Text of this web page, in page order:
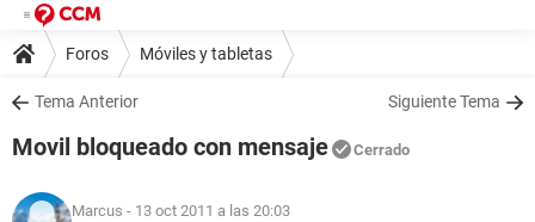
Foros Móviles y tabletas
Tema Anterior Siguiente Tema
Movil bloqueado con mensaje Cerrado
Marcus - 13 oct 2011 a las 20:03